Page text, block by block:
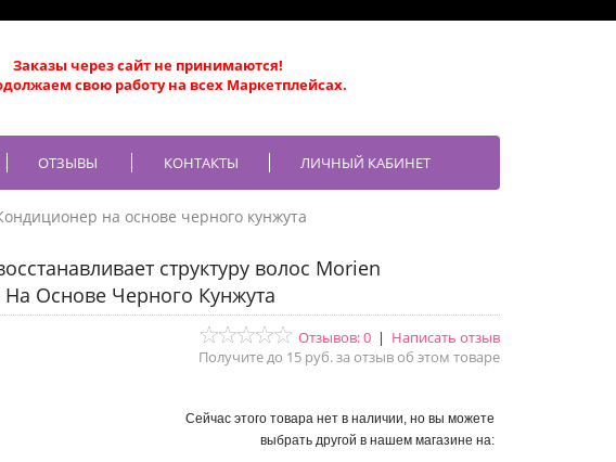
Заказы через сайт не принимаются!
свою работу на всех Маркетплейсах.
ОТЗЫВЫ КОНТАКТЫ ЛИЧНЫЙ КАБИНЕТ
на основе черного кунжута
структуру волос Morien
Основе Черного Кунжута
Отзывов: 0 | Написать отзыв
Получите до 15 руб. за отзыв об этом товаре
Сейчас этого товара нет в наличии, но вы можете
выбрать другой в нашем магазине на: